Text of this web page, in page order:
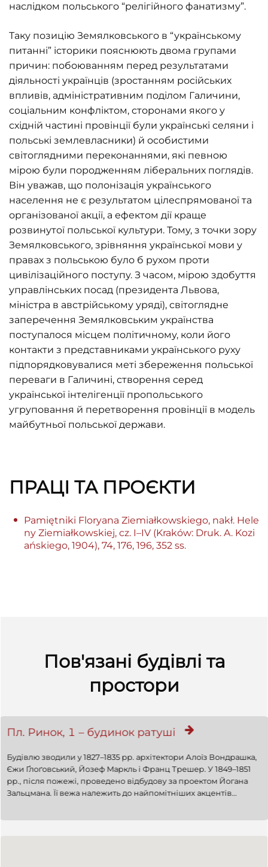
наслідком польського “релігійного фанатизму”.
Таку позицію Земялковського в “українському
питанні” історики пояснюють двома групами
причин: побоюванням перед результатами
діяльності українців (зростанням російських
впливів, адміністративним поділом Галичини,
соціальним конфліктом, сторонами якого у
східній частині провінції були українські селяни і
польські землевласники) й особистими
світоглядними переконаннями, які певною
мірою були породженням ліберальних поглядів.
Він уважав, що полонізація українського
населення не є результатом цілеспрямованої та
організованої акції, а ефектом дії краще
розвинутої польської культури. Тому, з точки зору
Земялковського, зрівняння української мови у
правах з польською було б рухом проти
цивілізаційного поступу. З часом, мірою здобуття
управлінських посад (президента Львова,
міністра в австрійському уряді), світоглядне
заперечення Земялковським українства
поступалося місцем політичному, коли його
контакти з представниками українського руху
підпорядковувалися меті збереження польської
переваги в Галичині, створення серед
української інтелігенції пропольського
угруповання й перетворення провінції в модель
майбутньої польської держави.
ПРАЦІ ТА ПРОЄКТИ
Pamiętniki Floryana Ziemiałkowskiego, nakł. Hele
ny Ziemiałkowskiej, cz. I–IV (Kraków: Druk. A. Kozi
ańskiego, 1904), 74, 176, 196, 352 ss.
Пов'язані будівлі та
простори
Пл. Ринок, 1 – будинок ратуші
Будівлю зводили у 1827–1835 рр. архітектори Алоїз Вондрашка,
Єжи Ґлоґовський, Йозеф Маркль і Франц Трешер. У 1849–1851
рр., після пожежі, проведено відбудову за проектом Йогана
Зальцмана. Її вежа належить до найпомітніших акцентів